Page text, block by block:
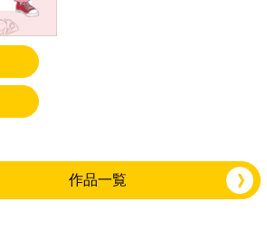
作品一覧